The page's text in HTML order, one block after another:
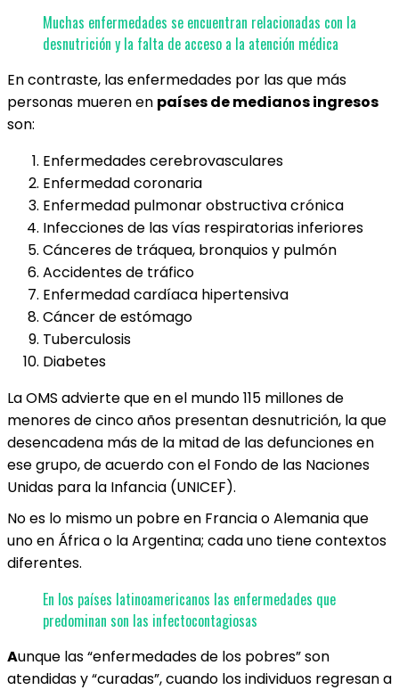
Muchas enfermedades se encuentran relacionadas con la
desnutrición y la falta de acceso a la atención médica
En contraste, las enfermedades por las que más
personas mueren en países de medianos ingresos
son:
Enfermedades cerebrovasculares
Enfermedad coronaria
Enfermedad pulmonar obstructiva crónica
Infecciones de las vías respiratorias inferiores
Cánceres de tráquea, bronquios y pulmón
Accidentes de tráfico
Enfermedad cardíaca hipertensiva
Cáncer de estómago
Tuberculosis
Diabetes
La OMS advierte que en el mundo 115 millones de
menores de cinco años presentan desnutrición, la que
desencadena más de la mitad de las defunciones en
ese grupo, de acuerdo con el Fondo de las Naciones
Unidas para la Infancia (UNICEF).
No es lo mismo un pobre en Francia o Alemania que
uno en África o la Argentina; cada uno tiene contextos
diferentes.
En los países latinoamericanos las enfermedades que
predominan son las infectocontagiosas
Aunque las “enfermedades de los pobres” son
atendidas y “curadas”, cuando los individuos regresan a